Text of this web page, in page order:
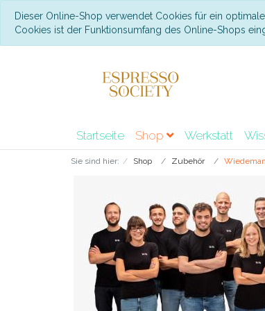
Dieser Online-Shop verwendet Cookies für ein
Cookies ist der Funktionsumfang des Online-Shops
Startseite Shop Werkstatt
Sie sind hier: Shop Zubehör